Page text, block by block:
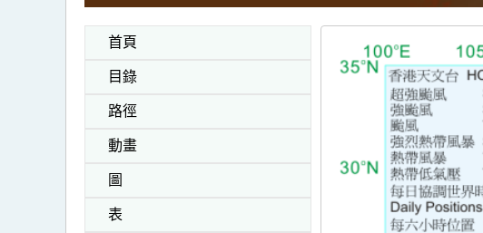
首頁
目錄
路徑
動畫
圖
表